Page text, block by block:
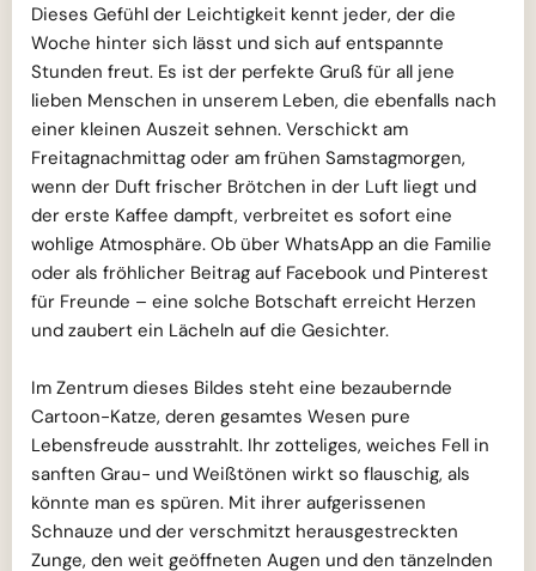
Dieses Gefühl der Leichtigkeit kennt jeder, der die
Woche hinter sich lässt und sich auf entspannte
Stunden freut. Es ist der perfekte Gruß für all jene
lieben Menschen in unserem Leben, die ebenfalls nach
einer kleinen Auszeit sehnen. Verschickt am
Freitagnachmittag oder am frühen Samstagmorgen,
wenn der Duft frischer Brötchen in der Luft liegt und
der erste Kaffee dampft, verbreitet es sofort eine
wohlige Atmosphäre. Ob über WhatsApp an die Familie
oder als fröhlicher Beitrag auf Facebook und Pinterest
für Freunde – eine solche Botschaft erreicht Herzen
und zaubert ein Lächeln auf die Gesichter.
Im Zentrum dieses Bildes steht eine bezaubernde
Cartoon-Katze, deren gesamtes Wesen pure
Lebensfreude ausstrahlt. Ihr zotteliges, weiches Fell in
sanften Grau- und Weißtönen wirkt so flauschig, als
könnte man es spüren. Mit ihrer aufgerissenen
Schnauze und der verschmitzt herausgestreckten
Zunge, den weit geöffneten Augen und den tänzelnden